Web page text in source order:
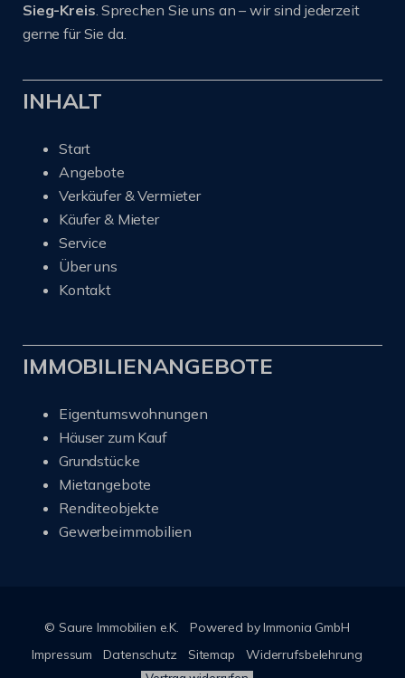
Sieg-Kreis. Sprechen Sie uns an – wir sind jederzeit
gerne für Sie da.
INHALT
Start
Angebote
Verkäufer & Vermieter
Käufer & Mieter
Service
Über uns
Kontakt
IMMOBILIENANGEBOTE
Eigentumswohnungen
Häuser zum Kauf
Grundstücke
Mietangebote
Renditeobjekte
Gewerbeimmobilien
© Saure Immobilien e.K.
Powered by Immonia GmbH
Impressum
Datenschutz Sitemap Widerrufsbelehrung